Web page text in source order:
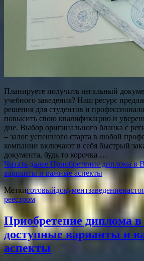
Планируете получить легальный
учебного заведения? Наш ресурс
решения для студентов и
повысить свою квалификацию и
дне. Выбор оригинального бланка с
– залог успешного старта в любой
компании включают в себя быстрый
документа, будь то корочка …
Читать далее Приобретение диплома в
варианты и важные аспекты
Меткиготовыйдокументзаведение
реестром
Приобретение диплома в
доступные варианты и
аспекты